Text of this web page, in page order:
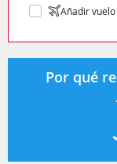
Añadir vuelo
Por qué